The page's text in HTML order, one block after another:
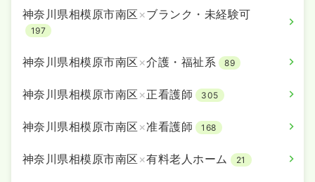
神奈川県相模原市南区 ×ブランク・未経験可
197
神奈川県相模原市南区 ×介護・福祉系 89
神奈川県相模原市南区 ×正看護師 305
神奈川県相模原市南区 ×准看護師 168
神奈川県相模原市南区 ×有料老人ホーム 21